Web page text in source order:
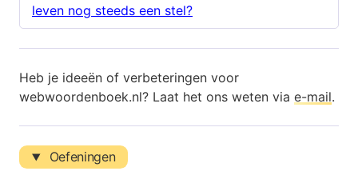
leven nog steeds een stel?
Heb je ideeën of verbeteringen voor
webwoordenboek.nl? Laat het ons weten via e-mail.
Oefeningen